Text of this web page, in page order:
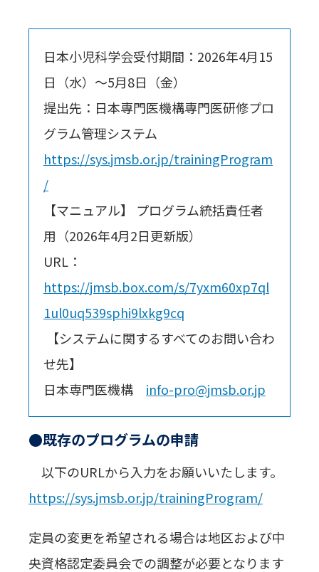
日本小児科学会受付期間：2026年4月15
日（水）～5月8日（金）
提出先：日本専門医機構専門医研修プロ
グラム管理システム
https://sys.jmsb.or.jp/trainingProgram
/
【マニュアル】 プログラム統括責任者
用（2026年4月2日更新版）
URL：
https://jmsb.box.com/s/7yxm60xp7ql
1ul0uq539sphi9lxkg9cq
【システムに関するすべてのお問い合わ
せ先】
日本専門医機構 info-pro@jmsb.or.jp
●既存のプログラムの申請
以下のURLから入力をお願いいたします。
https://sys.jmsb.or.jp/trainingProgram/
定員の変更を希望される場合は地区および中
央資格認定委員会での調整が必要となります